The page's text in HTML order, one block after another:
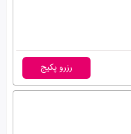
رزرو پکیج